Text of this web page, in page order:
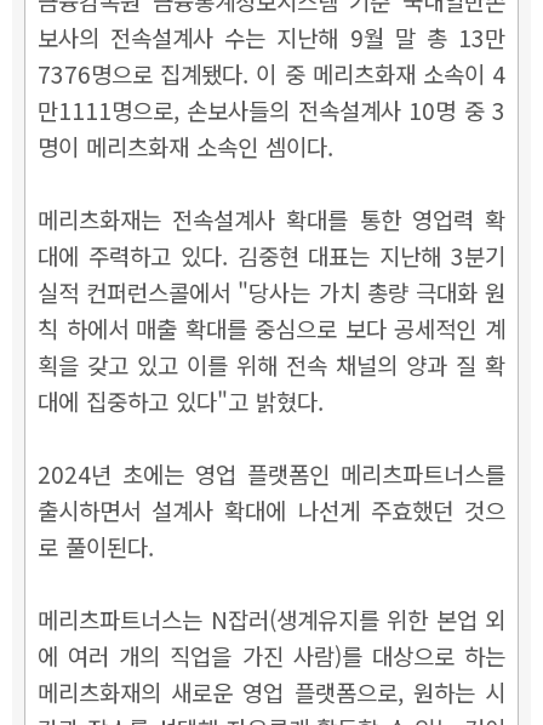
보사의 전속설계사 수는 지난해 9월 말 총 13만
7376명으로 집계됐다. 이 중 메리츠화재 소속이 4
만1111명으로, 손보사들의 전속설계사 10명 중 3
명이 메리츠화재 소속인 셈이다.
메리츠화재는 전속설계사 확대를 통한 영업력 확
대에 주력하고 있다. 김중현 대표는 지난해 3분기
실적 컨퍼런스콜에서 "당사는 가치 총량 극대화 원
칙 하에서 매출 확대를 중심으로 보다 공세적인 계
획을 갖고 있고 이를 위해 전속 채널의 양과 질 확
대에 집중하고 있다"고 밝혔다.
2024년 초에는 영업 플랫폼인 메리츠파트너스를
출시하면서 설계사 확대에 나선게 주효했던 것으
로 풀이된다.
메리츠파트너스는 N잡러(생계유지를 위한 본업 외
에 여러 개의 직업을 가진 사람)를 대상으로 하는
메리츠화재의 새로운 영업 플랫폼으로, 원하는 시